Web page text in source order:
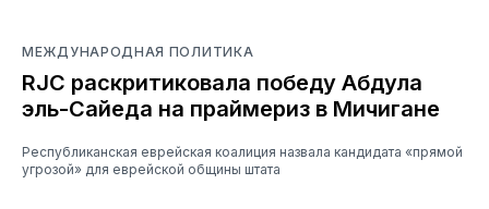
МЕЖДУНАРОДНАЯ ПОЛИТИКА
RJC раскритиковала победу Абдула
эль-Сайеда на праймериз в Мичигане
Республиканская еврейская коалиция назвала кандидата «прямой
угрозой» для еврейской общины штата